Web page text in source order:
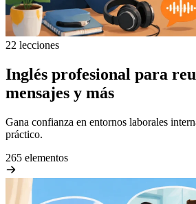
22 lecciones
Inglés profesional para
mensajes y más
Gana confianza en entornos laborales
práctico.
265 elementos